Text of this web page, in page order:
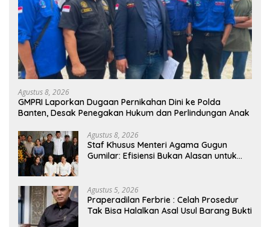
Agustus 8, 2026
GMPRI Laporkan Dugaan Pernikahan Dini ke Polda
Banten, Desak Penegakan Hukum dan Perlindungan Anak
Agustus 8, 2026
Staf Khusus Menteri Agama Gugun
Gumilar: Efisiensi Bukan Alasan untuk
Agustus 5, 2026
Praperadilan Ferbrie : Celah Prosedur
Tak Bisa Halalkan Asal Usul Barang Bukti